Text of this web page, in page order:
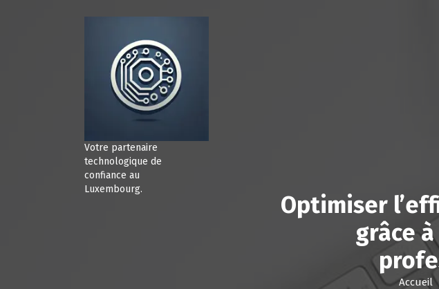
Votre partenaire
technologique de
confiance au
Luxembourg.
Optimiser
grâce
Accueil